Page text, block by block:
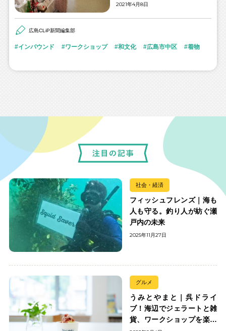
2021年4月8日
広島CLiP新聞編集部
インバウンド ワークショップ 和文化 広島市中区 着物
社会・経済
フィッシュフレンズ｜海も
人も守る。釣り人が紡ぐ瀬
戸内の未来
2025年11月27日
グルメ
うみとやまと｜呉ドライ
ブ！海辺でジェラートと雑
貨、ワークショップを楽し